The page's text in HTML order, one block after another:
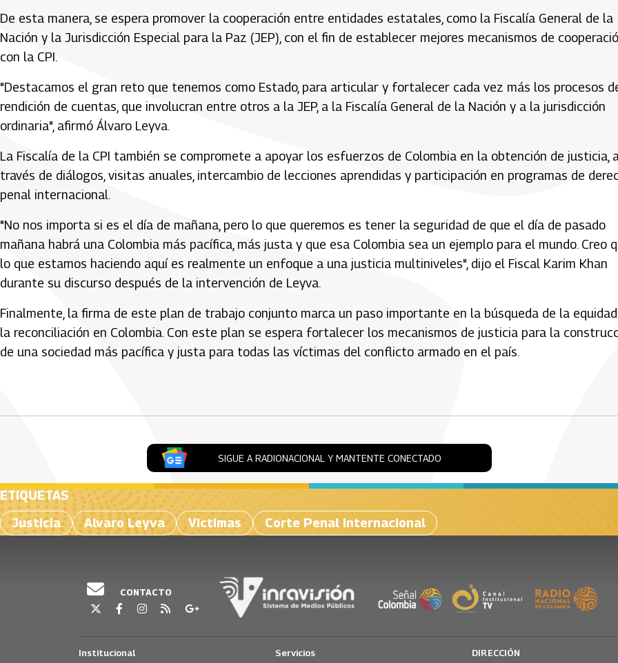
De esta manera, se espera promover la cooperación entre entidades estatales, como la Fiscalía General de la
Nación y la Jurisdicción Especial para la Paz (JEP), con el fin de establecer mejores mecanismos de
con la CPI.
"Destacamos el gran reto que tenemos como Estado, para articular y fortalecer cada vez más los procesos
rendición de cuentas, que involucran entre otros a la JEP, a la Fiscalía General de la Nación y a la jurisdicción
ordinaria", afirmó Álvaro Leyva.
La Fiscalía de la CPI también se compromete a apoyar los esfuerzos de Colombia en la obtención de justicia,
través de diálogos, visitas anuales, intercambio de lecciones aprendidas y participación en programas de
penal internacional.
"No nos importa si es el día de mañana, pero lo que queremos es tener la seguridad de que el día de pasado
mañana habrá una Colombia más pacífica, más justa y que esa Colombia sea un ejemplo para el mundo. Creo
lo que estamos haciendo aquí es realmente un enfoque a una justicia multiniveles", dijo el Fiscal Karim Khan
durante su discurso después de la intervención de Leyva.
Finalmente, la firma de este plan de trabajo conjunto marca un paso importante en la búsqueda de la
la reconciliación en Colombia. Con este plan se espera fortalecer los mecanismos de justicia para la
de una sociedad más pacífica y justa para todas las víctimas del conflicto armado en el país.
SIGUE A RADIONACIONAL Y MANTENTE CONECTADO
ETIQUETAS
Justicia
Alvaro Leyva Victimas Corte Penal Internacional
CONTACTO
Institucional Servicios DIRECCIÓN